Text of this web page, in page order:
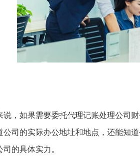
说，如果需要委托代理记账处理公司
公司的实际办公地址和地点，还能知
的具体实力。